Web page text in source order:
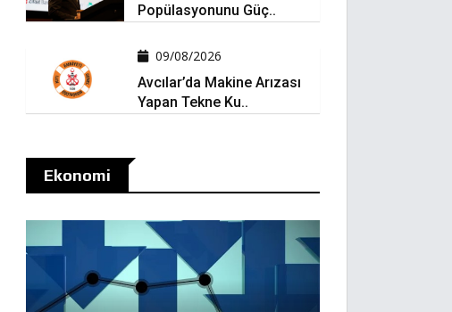
Popülasyonunu Güç..
09/08/2026
Avcılar’da Makine Arızası
Yapan Tekne Ku..
Ekonomi